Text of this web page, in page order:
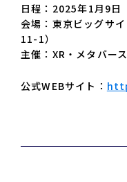
日程：2025年1月9日
会場：東京ビッグサ
11-1）
主催：XR・メタバー
公式WEBサイト：